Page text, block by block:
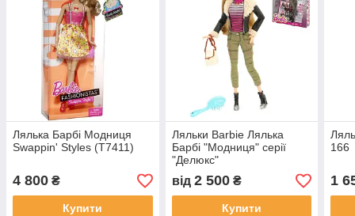
Лялька Барбі Модниця
Swappin' Styles (T7411)
4 800 ₴
Купити
Ляльки Barbie Лялька
Барбі "Модниця" серії
"Делюкс"
від 2 500₴
Купити
166
1